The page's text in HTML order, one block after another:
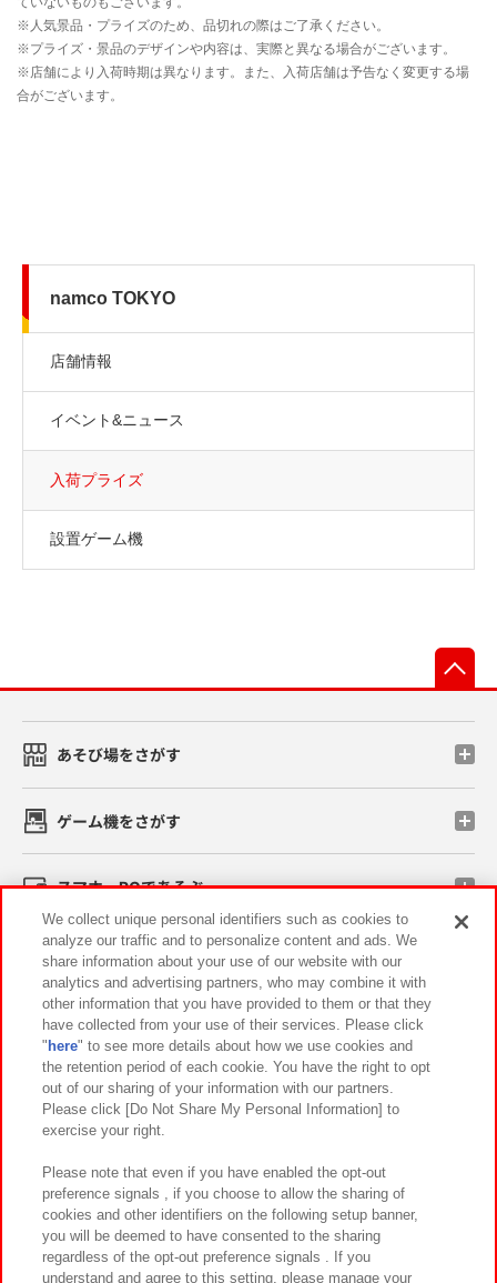
namco TOKYO
店舗情報
イベント&ニュース
入荷プライズ
設置ゲーム機
あそび場をさがす
ゲーム機をさがす
スマホ・PCであそぶ
イベント・キャンペーン
関連会社 サステナビリティ サイトポリシー
プライバシーポリシー ウェブアクセシビリティ方針と検証結果
お取引先さまとともに
カスタマーハラスメント対応方針 よくあるご質問・お問い合わせ
We collect unique personal identifiers such as cookies to
analyze our traffic and to personalize content and ads. We
share information about your use of our website with our
analytics and advertising partners, who may combine it with
other information that you have provided to them or that they
have collected from your use of their services. Please click
" here" to see more details about how we use cookies and
the retention period of each cookie. You have the right to opt
out of our sharing of your information with our partners.
Please click [Do Not Share My Personal Information] to
exercise your right.
Please note that even if you have enabled the opt-out
preference signals , if you choose to allow the sharing of
cookies and other identifiers on the following setup banner,
you will be deemed to have consented to the sharing
regardless of the opt-out preference signals . If you
understand and agree to this setting, please manage your